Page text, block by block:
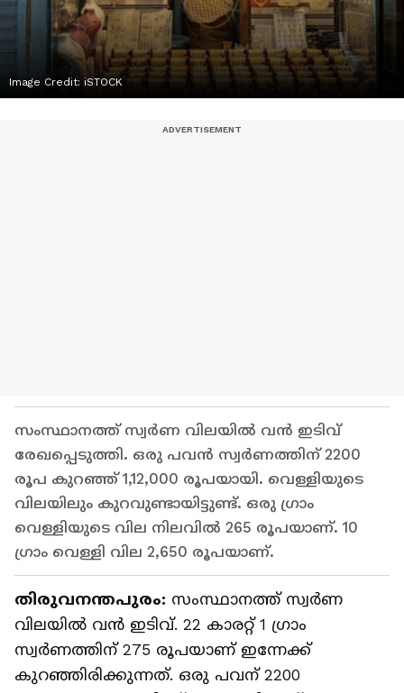
Image Credit: iSTOCK
സംസ്ഥാനത്ത് സ്വർണ വിലയിൽ വൻ ഇടിവ്
രേഖപ്പെടുത്തി. ഒരു പവൻ സ്വർണത്തിന് 2200
രൂപ കുറഞ്ഞ് 1,12,000 രൂപയായി. വെള്ളിയുടെ
വിലയിലും കുറവുണ്ടായിട്ടുണ്ട്. ഒരു ഗ്രാം
വെള്ളിയുടെ വില നിലവിൽ 265 രൂപയാണ്. 10
ഗ്രാം വെള്ളി വില 2,650 രൂപയാണ്.
തിരുവനന്തപുരം: സംസ്ഥാനത്ത് സ്വർണ
വിലയിൽ വൻ ഇടിവ്. 22 കാരറ്റ് 1 ഗ്രാം
സ്വർണത്തിന് 275 രൂപയാണ് ഇന്നേക്ക്
കുറഞ്ഞിരിക്കുന്നത്. ഒരു പവന് 2200